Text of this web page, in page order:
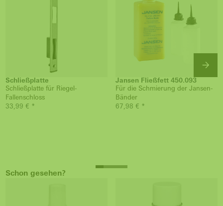
Schließplatte
Schließplatte für Riegel-
Fallenschloss
33,99 € *
Jansen Fließfett 450.093
Für die Schmierung der Jansen-
Bänder
67,98 € *
Schon gesehen?